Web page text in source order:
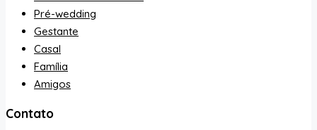
Pré-wedding
Gestante
Casal
Família
Amigos
Contato